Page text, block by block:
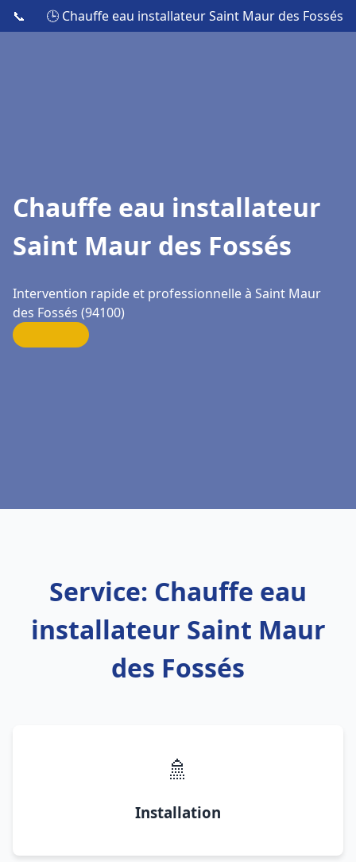
📞 🕒 Chauffe eau installateur Saint Maur des Fossés
Chauffe eau installateur
Saint Maur des Fossés
Intervention rapide et professionnelle à Saint Maur
des Fossés (94100)
Service: Chauffe eau
installateur Saint Maur
des Fossés
🚿
Installation